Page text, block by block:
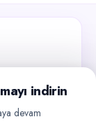
hızlıcaindirin
devam